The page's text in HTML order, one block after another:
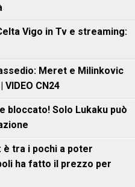
Vigo in Tv e streaming:
Meret e Milinkovic
CN24
bloccato! Solo Lukaku può
è tra i pochi a poter
ha fatto il prezzo per